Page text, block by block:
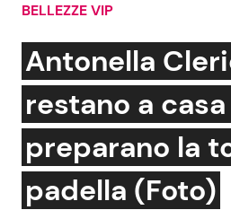
Cerca:
News e Cronaca
Attualità Italiana
Dal Mondo
BELLEZZE VIP
Antonella
restano a
preparano la
padella (Foto)